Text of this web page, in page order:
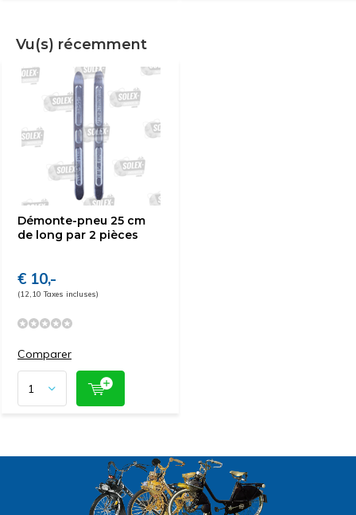
Vu(s) récemment
Démonte-pneu 25 cm
de long par 2 pièces
€ 10,-
(12,10 Taxes incluses)
Comparer